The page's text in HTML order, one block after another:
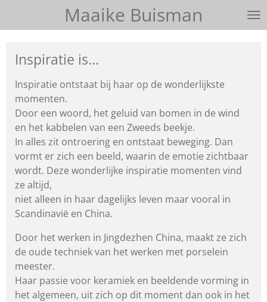
de
hoofdinhoud
Maaike Buisman
Inspiratie is...
Inspiratie ontstaat bij haar op de wonderlijkste
momenten.
Door een woord, het geluid van bomen in de wind
en het kabbelen van een Zweeds beekje.
In alles zit ontroering en ontstaat beweging. Dan
vormt er zich een beeld, waarin de emotie zichtbaar
wordt. Deze wonderlijke inspiratie momenten vind
ze altijd,
niet alleen in haar dagelijks leven maar vooral in
Scandinavië en China.
Door het werken in Jingdezhen China, maakt ze zich
de oude techniek van het werken met porselein
meester.
Haar passie voor keramiek en beeldende vorming in
het algemeen, uit zich op dit moment dan ook in het